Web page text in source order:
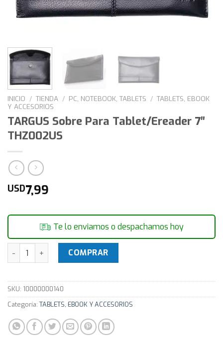
INICIO / TIENDA / PC, NOTEBOOK, TABLETS / TABLETS, EBOOK
Y ACCESORIOS
TARGUS Sobre Para Tablet/Ereader 7″
THZ002US
USD7,99
Te lo enviamos o despachamos hoy
TARGUS Sobre Para Tablet/Ereader 7" THZ002US cantidad
COMPRAR
SKU: 10000000140
Categoría: TABLETS, EBOOK Y ACCESORIOS